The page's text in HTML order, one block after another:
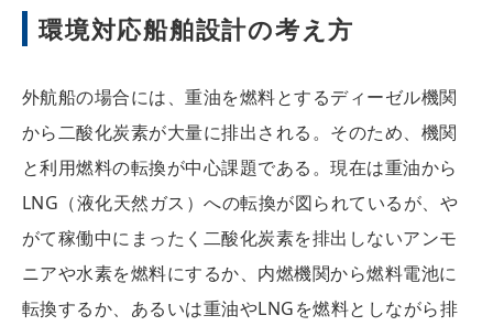
環境対応船舶設計の考え方
外航船の場合には、重油を燃料とするディーゼル機関
から二酸化炭素が大量に排出される。そのため、機関
と利用燃料の転換が中心課題である。現在は重油から
LNG（液化天然ガス）への転換が図られているが、や
がて稼働中にまったく二酸化炭素を排出しないアンモ
ニアや水素を燃料にするか、内燃機関から燃料電池に
転換するか、あるいは重油やLNGを燃料としながら排